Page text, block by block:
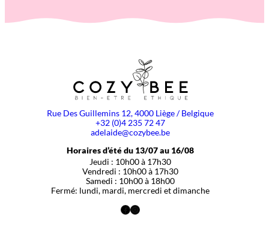
Rue Des Guillemins 12, 4000 Liège / Belgique
+32 (0)4 235 72 47
adelaide@cozybee.be
Horaires d’été du 13/07 au 16/08
Jeudi : 10h00 à 17h30
Vendredi : 10h00 à 17h30
Samedi : 10h00 à 18h00
Fermé: lundi, mardi, mercredi et dimanche
Facebook
Instagram